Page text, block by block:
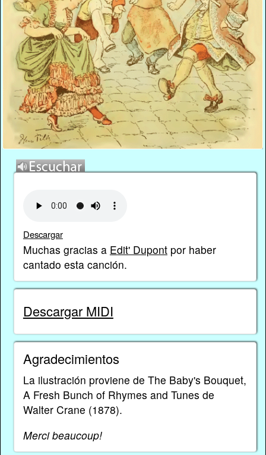
Descargar
Muchas gracias a Edit' Dupontpor haber
cantado esta canción.
Descargar MIDI
Agradecimientos
La ilustración proviene de The Baby's Bouquet,
A Fresh Bunch of Rhymes and Tunes de
Walter Crane (1878).
Merci beaucoup!